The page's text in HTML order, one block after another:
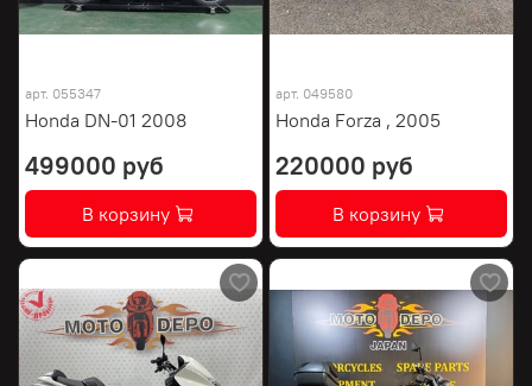
арт. 055347
Honda DN-01 2008
499000 руб
В корзину
арт. 049580
Honda Forza , 2005
220000 руб
В корзину